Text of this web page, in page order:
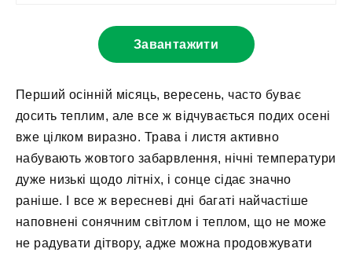
Завантажити
Перший осінній місяць, вересень, часто буває
досить теплим, але все ж відчувається подих осені
вже цілком виразно. Трава і листя активно
набувають жовтого забарвлення, нічні температури
дуже низькі щодо літніх, і сонце сідає значно
раніше. І все ж вересневі дні багаті найчастіше
наповнені сонячним світлом і теплом, що не може
не радувати дітвору, адже можна продовжувати